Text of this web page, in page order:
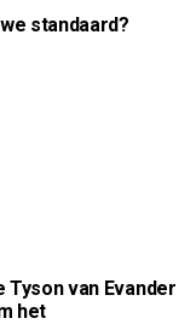
standaard?
Tyson van Evander
het